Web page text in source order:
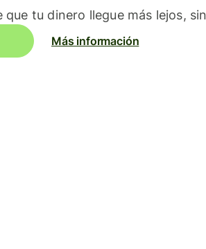
que tu dinero llegue más lejos,
Más información